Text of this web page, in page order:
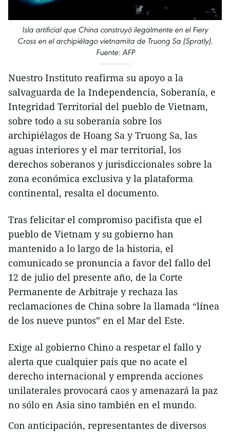
Isla artificial que China construyó ilegalmente en el Fiery
Cross en el archipiélago vietnamita de Truong Sa (Spratly).
Fuente: AFP
Nuestro Instituto reafirma su apoyo a la
salvaguarda de la Independencia, Soberanía, e
Integridad Territorial del pueblo de Vietnam,
sobre todo a su soberanía sobre los
archipiélagos de Hoang Sa y Truong Sa, las
aguas interiores y el mar territorial, los
derechos soberanos y jurisdiccionales sobre la
zona económica exclusiva y la plataforma
continental, resalta el documento.
Tras felicitar el compromiso pacifista que el
pueblo de Vietnam y su gobierno han
mantenido a lo largo de la historia, el
comunicado se pronuncia a favor del fallo del
12 de julio del presente año, de la Corte
Permanente de Arbitraje y rechaza las
reclamaciones de China sobre la llamada “línea
de los nueve puntos” en el Mar del Este.
Exige al gobierno Chino a respetar el fallo y
alerta que cualquier país que no acate el
derecho internacional y emprenda acciones
unilaterales provocará caos y amenazará la paz
no sólo en Asia sino también en el mundo.
Con anticipación, representantes de diversos